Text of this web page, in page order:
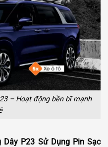
– Hoạt động bền bĩ mạnh
P23 Sử Dụng Pin Sạc